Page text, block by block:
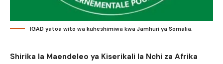
IGAD yatoa wito wa kuheshimiwa kwa Jamhuri ya Somalia.
Shirika la Maendeleo ya Kiserikali la Nchi za Afrika